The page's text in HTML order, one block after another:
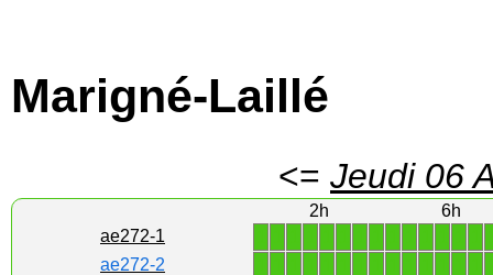
Marigné-Laillé
<= Jeudi 06
2h
6h
ae272-1
ae272-2